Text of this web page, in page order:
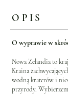
OPIS
O wyprawie w
Nowa Zelandia to
Kraina
wodną kraterów i
przyrody.